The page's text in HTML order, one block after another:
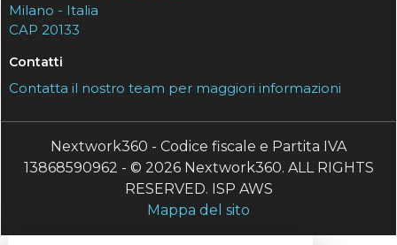
Milano - Italia
CAP 20133
Contatti
Contatta il nostro team per maggiori informazioni
Nextwork360 - Codice fiscale e Partita IVA
13868590962 - © 2026 Nextwork360. ALL RIGHTS
RESERVED. ISP AWS
Mappa del sito